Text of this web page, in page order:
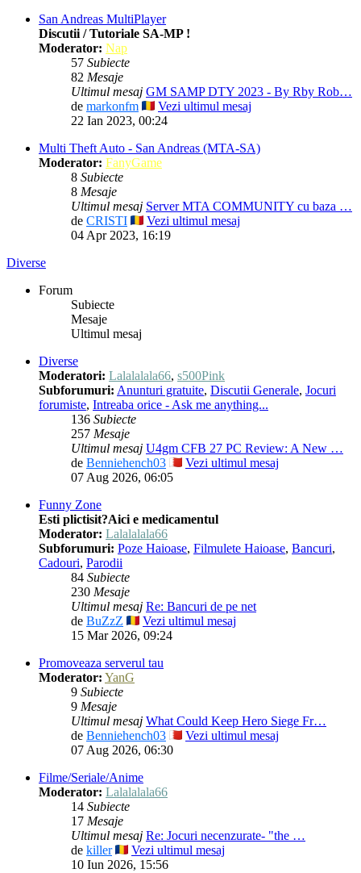
San Andreas MultiPlayer
Discutii / Tutoriale SA-MP !
Moderator: Nap
57 Subiecte
82 Mesaje
Ultimul mesaj GM SAMP DTY 2023 - By Rby Rob…
de markonfm
Vezi ultimul mesaj
22 Ian 2023, 00:24
Multi Theft Auto - San Andreas (MTA-SA)
Moderator: FanyGame
8 Subiecte
8 Mesaje
Ultimul mesaj Server MTA COMMUNITY cu baza …
de CRISTI
Vezi ultimul mesaj
04 Apr 2023, 16:19
Diverse
Forum
Subiecte
Mesaje
Ultimul mesaj
Diverse
Moderatori: Lalalalala66, s500Pink
Subforumuri: Anunturi gratuite, Discutii Generale, Jocuri
forumiste, Intreaba orice - Ask me anything...
136 Subiecte
257 Mesaje
Ultimul mesaj U4gm CFB 27 PC Review: A New …
de Benniehench03
Vezi ultimul mesaj
07 Aug 2026, 06:05
Funny Zone
Esti plictisit?Aici e medicamentul
Moderator: Lalalalala66
Subforumuri: Poze Haioase, Filmulete Haioase, Bancuri,
Cadouri, Parodii
84 Subiecte
230 Mesaje
Ultimul mesaj Re: Bancuri de pe net
de BuZzZ
Vezi ultimul mesaj
15 Mar 2026, 09:24
Promoveaza serverul tau
Moderator: YanG
9 Subiecte
9 Mesaje
Ultimul mesaj What Could Keep Hero Siege Fr…
de Benniehench03
Vezi ultimul mesaj
07 Aug 2026, 06:30
Filme/Seriale/Anime
Moderator: Lalalalala66
14 Subiecte
17 Mesaje
Ultimul mesaj Re: Jocuri necenzurate- "the …
de killer
Vezi ultimul mesaj
10 Iun 2026, 15:56